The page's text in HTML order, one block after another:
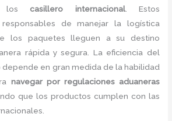
los casillero internacional. Estos
de manejar la logística
los paquetes lleguen a su destino
rápida y segura. La eficiencia del
en gran medida de la habilidad
navegar por regulaciones aduaneras
que los productos cumplen con las